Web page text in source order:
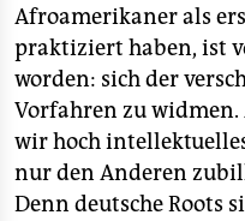
Afroamerikaner als
praktiziert haben, ist
worden: sich der
Vorfahren zu widmen.
wir hoch
nur den Anderen
Denn deutsche Roots